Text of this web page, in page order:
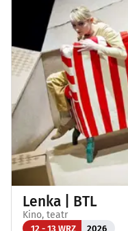
Lenka | BTL
Kino, teatr
12 - 13 WRZ 2026